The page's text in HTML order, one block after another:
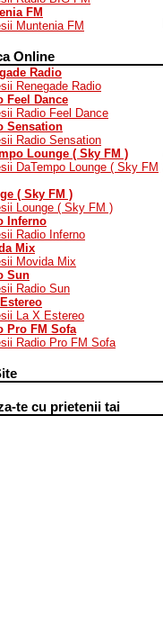
FM
Muntenia FM
Online
Radio
Renegade Radio
Feel Dance
Radio Feel Dance
Sensation
Radio Sensation
Lounge ( Sky FM )
DaTempo Lounge ( Sky FM
( Sky FM )
Lounge ( Sky FM )
Inferno
Radio Inferno
Mix
Movida Mix
Sun
Radio Sun
La X Estereo
Pro FM Sofa
Radio Pro FM Sofa
te cu prietenii tai